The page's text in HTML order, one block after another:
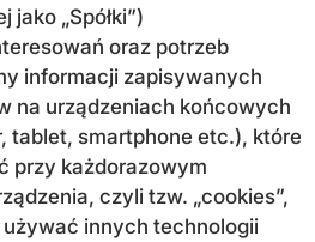
jako „Spółki”)
oraz potrzeb
informacji zapisywanych
na urządzeniach końcowych
tablet, smartphone etc.), które
przy każdorazowym
czyli tzw. „cookies”,
innych technologii